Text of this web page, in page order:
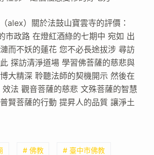
alex）關於法鼓山寶雲寺的評價：
市政路 在燈紅酒綠的七期中 宛如 出
而不妖的蓮花 您不必長途拔涉 尋訪
探訪清淨道場 學習佛菩薩的慈悲與
大精深 聆聽法師的契機開示 然後在
法 觀音菩薩的慈悲 文殊菩薩的智慧
賢菩薩的行動 提昇人的品質 讓淨土
# 佛教 # 臺中市佛教